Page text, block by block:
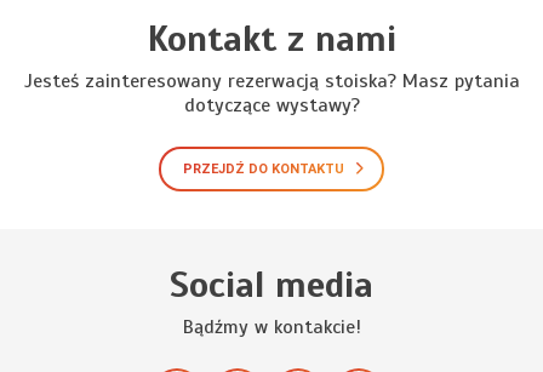
Kontakt z nami
Jesteś zainteresowany rezerwacją stoiska? Masz pytania
dotyczące wystawy?
PRZEJDŹ DO KONTAKTU
Social media
Bądźmy w kontakcie!